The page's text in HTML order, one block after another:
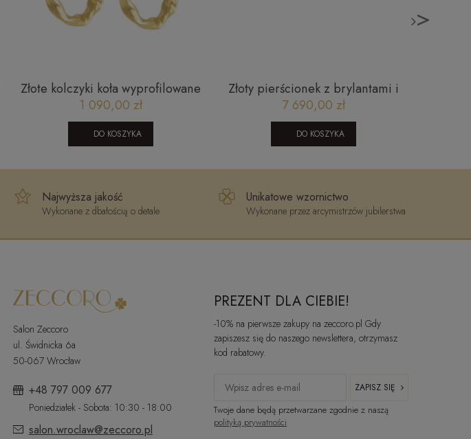
Złote kolczyki koła wyprofilowane
i diamentowane 2,5 CM
1 090,00 zł
DO KOSZYKA
Złoty pierścionek z brylantami i
rubinem RR46093RBY 0,11 ct
7 690,00 zł
DO KOSZYKA
>
Najwyższa jakość
Wykonane z dbałością o detale
Unikatowe wzornictwo
Wykonane przez arcymistrzów jubilerstwa
Salon Zeccoro
ul. Świdnicka 6a
50-067 Wrocław
+48 797 009 677
Poniedziałek - Sobota: 10:30 - 18:00
salon.wroclaw@zeccoro.pl
PREZENT DLA CIEBIE!
-10% na pierwsze zakupy na zeccoro.pl Gdy
zapiszesz się do naszego newslettera, otrzymasz
kod rabatowy.
ZAPISZ SIĘ
Twoje dane będą przetwarzane zgodnie z naszą
polityką prywatności